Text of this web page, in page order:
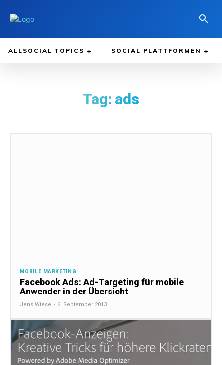
ALLSOCIAL TOPICS SOCIAL PLATTFORMEN
Tag: ads
MOBILE MARKETING
Facebook Ads: Ad-Targeting für mobile
Anwender in der Übersicht
Jens Wiese - 6. September 2013